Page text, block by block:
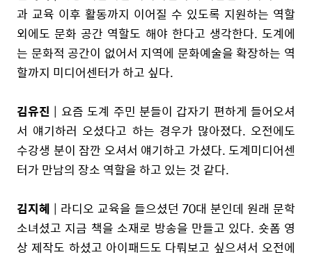
과 교육 이후 활동까지 이어질 수 있도록 지원하는 역할
외에도 문화 공간 역할도 해야 한다고 생각한다. 도계에
는 문화적 공간이 없어서 지역에 문화예술을 확장하는 역
할까지 미디어센터가 하고 싶다.
김유진 | 요즘 도계 주민 분들이 갑자기 편하게 들어오셔
서 얘기하러 오셨다고 하는 경우가 많아졌다. 오전에도
수강생 분이 잠깐 오셔서 얘기하고 가셨다. 도계미디어센
터가 만남의 장소 역할을 하고 있는 것 같다.
김지혜 | 라디오 교육을 들으셨던 70대 분인데 원래 문학
소녀셨고 지금 책을 소재로 방송을 만들고 있다. 숏폼 영
상 제작도 하셨고 아이패드도 다뤄보고 싶으셔서 오전에